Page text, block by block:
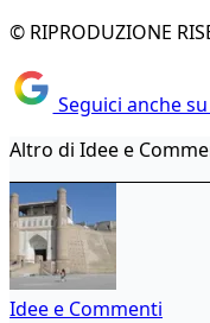
© RIPRODUZIONE
Seguici anche
Altro di Idee e
Idee e Commenti